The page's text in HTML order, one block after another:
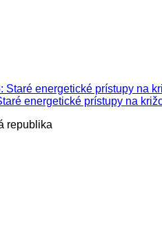
energetické prístupy na
republika